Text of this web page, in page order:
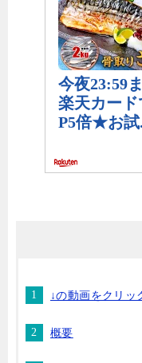
↓の動画をクリッ
概要